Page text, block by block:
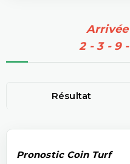
2 - 3 - 9
Résultat
Pronostic Coin Turf